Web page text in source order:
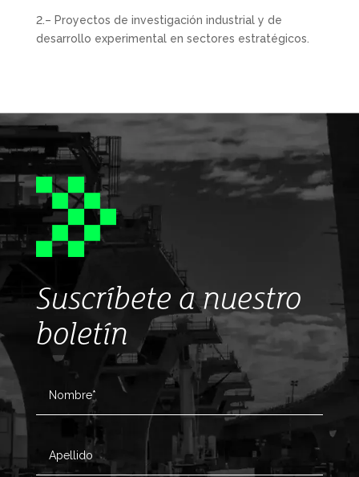
2.– Proyectos de investigación industrial y de
desarrollo experimental en sectores estratégicos.
Suscríbete a nuestro
boletín